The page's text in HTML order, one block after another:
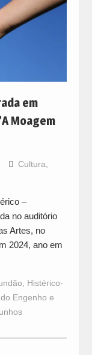
em
Moagem
Cultura
–
no auditório
Artes, no
2024, ano em
Histérico-
Engenho e